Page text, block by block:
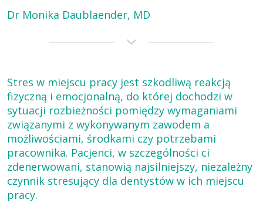
Dr Monika Daublaender, MD
Stres w miejscu pracy jest szkodliwą reakcją
fizyczną i emocjonalną, do której dochodzi w
sytuacji rozbieżności pomiędzy wymaganiami
związanymi z wykonywanym zawodem a
możliwościami, środkami czy potrzebami
pracownika. Pacjenci, w szczególności ci
zdenerwowani, stanowią najsilniejszy, niezależny
czynnik stresujący dla dentystów w ich miejscu
pracy.